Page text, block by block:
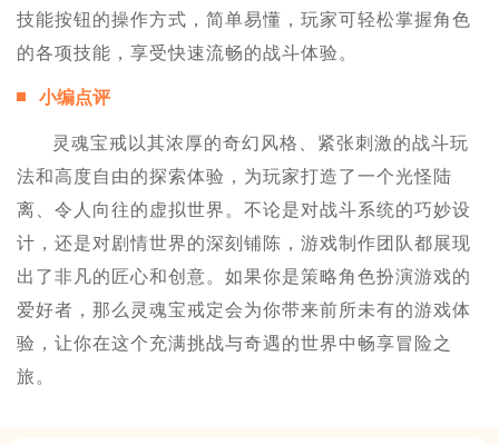
技能按钮的操作方式，简单易懂，玩家可轻松掌握角色
的各项技能，享受快速流畅的战斗体验。
小编点评
灵魂宝戒以其浓厚的奇幻风格、紧张刺激的战斗玩
法和高度自由的探索体验，为玩家打造了一个光怪陆
离、令人向往的虚拟世界。不论是对战斗系统的巧妙设
计，还是对剧情世界的深刻铺陈，游戏制作团队都展现
出了非凡的匠心和创意。如果你是策略角色扮演游戏的
爱好者，那么灵魂宝戒定会为你带来前所未有的游戏体
验，让你在这个充满挑战与奇遇的世界中畅享冒险之
旅。